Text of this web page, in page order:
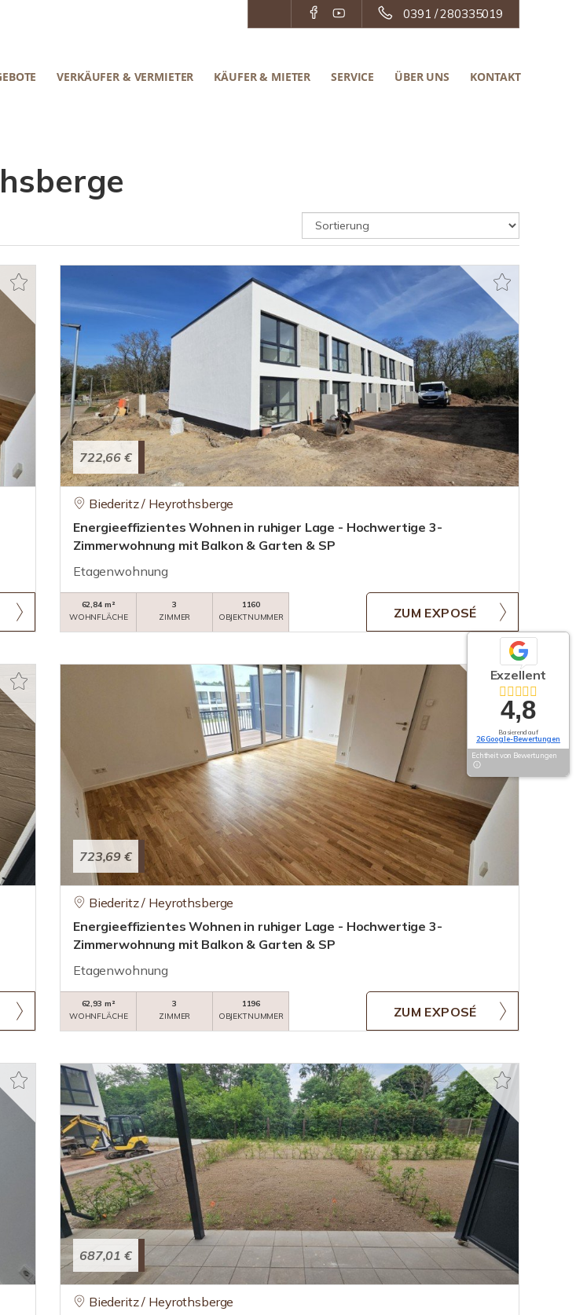
0391 / 280335019
VERKÄUFER & VERMIETER KÄUFER & MIETER SERVICE ÜBER UNS KONTAKT
722,66 €
Biederitz / Heyrothsberge
Energieeffizientes Wohnen in ruhiger Lage - Hochwertige 3-
Zimmerwohnung mit Balkon & Garten & SP
Etagenwohnung
62,84 m²
WOHNFLÄCHE
3
ZIMMER
1160
OBJEKTNUMMER
ZUM EXPOSÉ
723,69 €
Biederitz / Heyrothsberge
Energieeffizientes Wohnen in ruhiger Lage - Hochwertige 3-
Zimmerwohnung mit Balkon & Garten & SP
Etagenwohnung
62,93 m²
WOHNFLÄCHE
3
ZIMMER
1196
OBJEKTNUMMER
ZUM EXPOSÉ
687,01 €
Biederitz / Heyrothsberge
Exzellent
4,8
Basierend auf
26 Google-Bewertungen
Echtheit von Bewertungen